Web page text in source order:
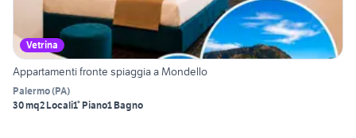
Vetrina
Appartamenti fronte spiaggia a Mondello
Palermo(PA)
30 mq2 Locali1° Piano1 Bagno